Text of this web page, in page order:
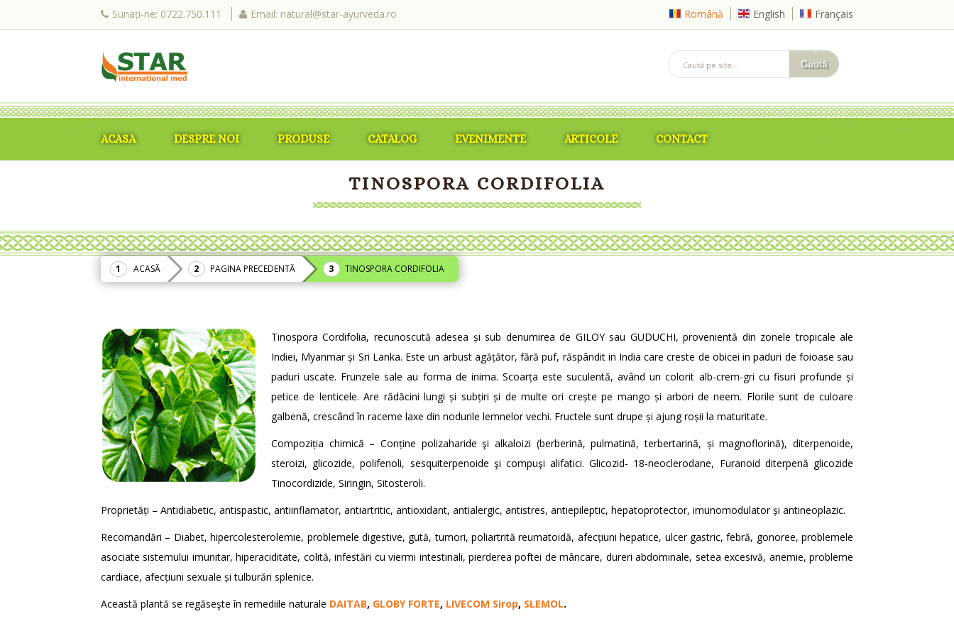
Sunați-ne: 0722.750.111 Email: natural@star-ayurveda.ro Română English Français
ACASA DESPRE NOI PRODUSE CATALOG EVENIMENTE ARTICOLE CONTACT
TINOSPORA CORDIFOLIA
ACASĂ PAGINA PRECEDENTĂ TINOSPORA CORDIFOLIA
Tinospora Cordifolia, recunoscută adesea și sub denumirea de GILOY sau GUDUCHI, provenientă din zonele tropicale ale
Indiei, Myanmar și Sri Lanka. Este un arbust agățător, fără puf, răspândit in India care creste de obicei in paduri de foioase sau
paduri uscate. Frunzele sale au forma de inima. Scoarța este suculentă, având un colorit alb-crem-gri cu fisuri profunde și
petice de lenticele. Are rădăcini lungi și subțiri și de multe ori crește pe mango și arbori de neem. Florile sunt de culoare
galbenă, crescând în raceme laxe din nodurile lemnelor vechi. Fructele sunt drupe și ajung roșii la maturitate.
Compoziția chimică – Conține polizaharide şi alkaloizi (berberină, pulmatină, terbertarină, și magnoflorină), diterpenoide,
steroizi, glicozide, polifenoli, sesquiterpenoide şi compuşi alifatici. Glicozid- 18-neoclerodane, Furanoid diterpenă glicozide
Tinocordizide, Siringin, Sitosteroli.
Proprietăți – Antidiabetic, antispastic, antiinflamator, antiartritic, antioxidant, antialergic, antistres, antiepileptic, hepatoprotector, imunomodulator și antineoplazic.
Recomandări – Diabet, hipercolesterolemie, problemele digestive, gută, tumori, poliartrită reumatoidă, afecțiuni hepatice, ulcer gastric, febră, gonoree, problemele
asociate sistemului imunitar, hiperaciditate, colită, infestări cu viermi intestinali, pierderea poftei de mâncare, dureri abdominale, setea excesivă, anemie, probleme
cardiace, afecțiuni sexuale și tulburări splenice.
Această plantă se regăseşte în remediile naturale DAITAB, GLOBY FORTE, LIVECOM Sirop, SLEMOL.